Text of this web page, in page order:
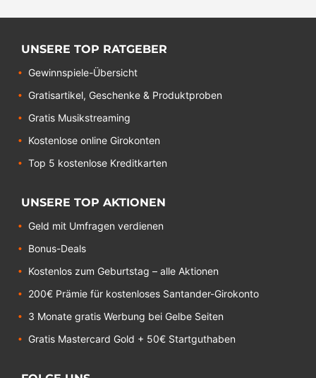
UNSERE TOP RATGEBER
Gewinnspiele-Übersicht
Gratisartikel, Geschenke & Produktproben
Gratis Musikstreaming
Kostenlose online Girokonten
Top 5 kostenlose Kreditkarten
UNSERE TOP AKTIONEN
Geld mit Umfragen verdienen
Bonus-Deals
Kostenlos zum Geburtstag – alle Aktionen
200€ Prämie für kostenloses Santander-Girokonto
3 Monate gratis Werbung bei Gelbe Seiten
Gratis Mastercard Gold + 50€ Startguthaben